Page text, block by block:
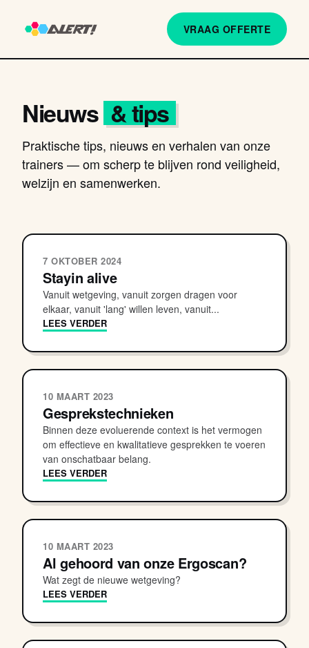
VRAAG OFFERTE
Nieuws & tips
Praktische tips, nieuws en verhalen van onze
trainers — om scherp te blijven rond veiligheid,
welzijn en samenwerken.
7 OKTOBER 2024
Stayin alive
Vanuit wetgeving, vanuit zorgen dragen voor
elkaar, vanuit 'lang' willen leven, vanuit...
LEES VERDER
10 MAART 2023
Gesprekstechnieken
Binnen deze evoluerende context is het vermogen
om effectieve en kwalitatieve gesprekken te voeren
van onschatbaar belang.
LEES VERDER
10 MAART 2023
Al gehoord van onze Ergoscan?
Wat zegt de nieuwe wetgeving?
LEES VERDER